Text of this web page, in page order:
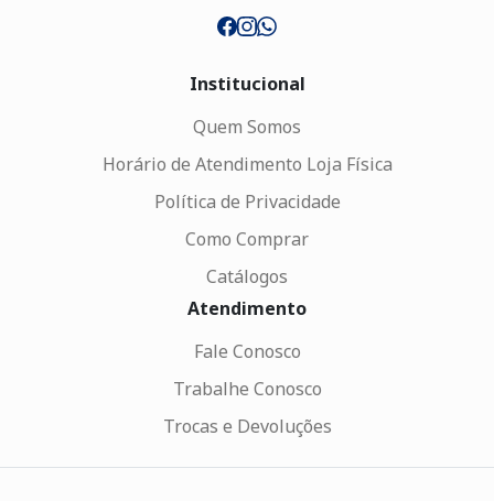
Institucional
Quem Somos
Horário de Atendimento Loja Física
Política de Privacidade
Como Comprar
Catálogos
Atendimento
Fale Conosco
Trabalhe Conosco
Trocas e Devoluções